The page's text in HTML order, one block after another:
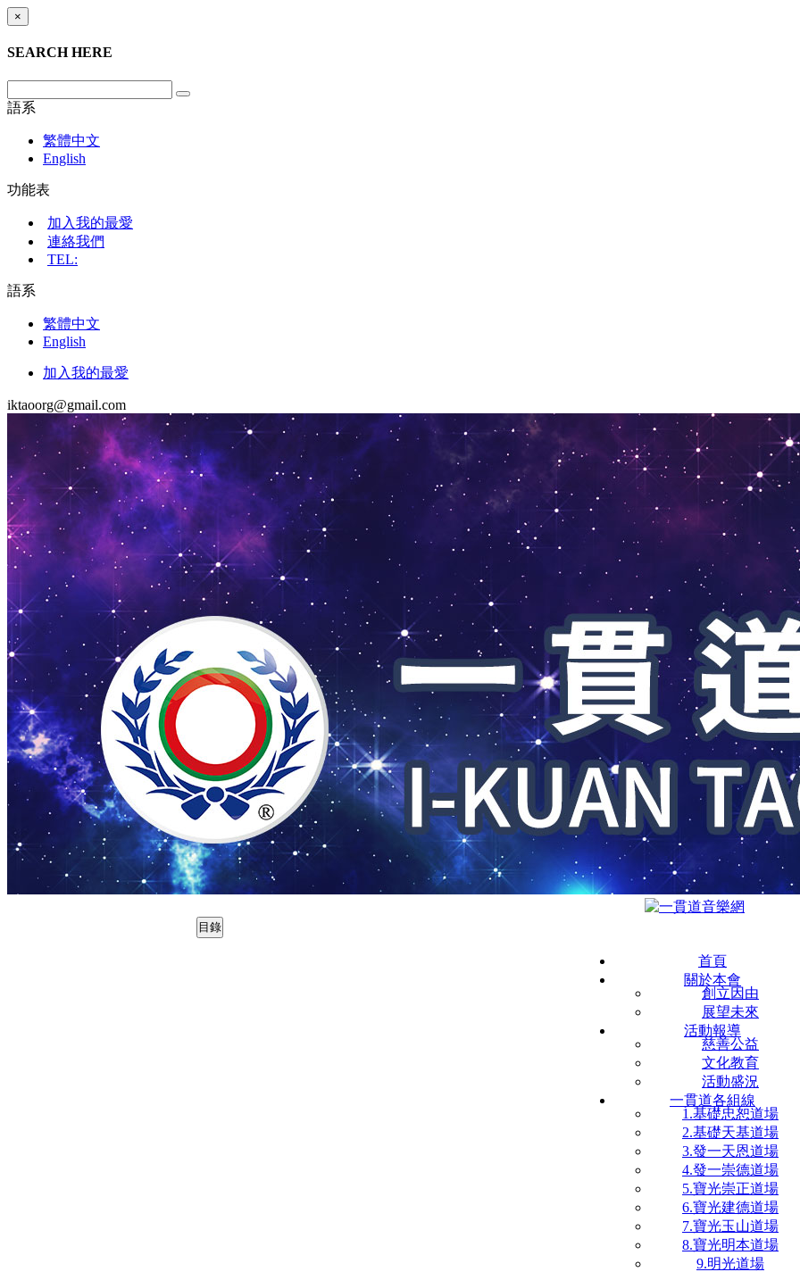
×
SEARCH HERE
語系
繁體中文
English
功能表
加入我的最愛
連絡我們
TEL:
語系
繁體中文
English
加入我的最愛
iktaoorg@gmail.com
目錄
首頁
關於本會
創立因由
展望未來
活動報導
慈善公益
文化教育
活動盛況
一貫道各組線
1.基礎忠恕道場
2.基礎天基道場
3.發一天恩道場
4.發一崇德道場
5.寶光崇正道場
6.寶光建德道場
7.寶光玉山道場
8.寶光明本道場
9.明光道場